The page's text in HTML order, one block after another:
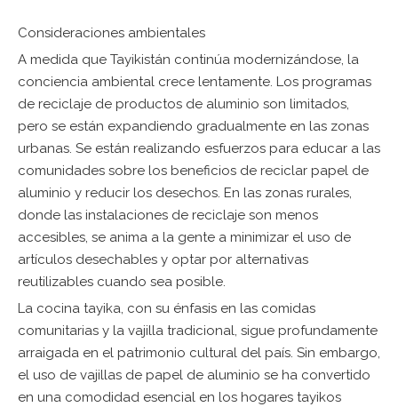
Consideraciones ambientales
A medida que Tayikistán continúa modernizándose, la
conciencia ambiental crece lentamente. Los programas
de reciclaje de productos de aluminio son limitados,
pero se están expandiendo gradualmente en las zonas
urbanas. Se están realizando esfuerzos para educar a las
comunidades sobre los beneficios de reciclar papel de
aluminio y reducir los desechos. En las zonas rurales,
donde las instalaciones de reciclaje son menos
accesibles, se anima a la gente a minimizar el uso de
artículos desechables y optar por alternativas
reutilizables cuando sea posible.
La cocina tayika, con su énfasis en las comidas
comunitarias y la vajilla tradicional, sigue profundamente
arraigada en el patrimonio cultural del país. Sin embargo,
el uso de vajillas de papel de aluminio se ha convertido
en una comodidad esencial en los hogares tayikos